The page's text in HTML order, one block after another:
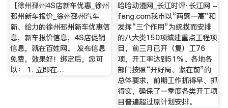
【徐州邳州4S店新车优惠_徐州
邳州新车报价_徐州邳州汽车
新、给力的徐州邳州新车优惠信
息，新车报价信息，4S店促销
信息，就在百姓网。 发布信息
免费，效果好！绑定后，您可
以： 1. 立即在…
哈哈动漫网_长江时评·长江网 -
feng.com我市以“两聚一高”和
发挥“三个作用”为统揽而安排
的八大类150项城建重点工程项
目，前三月已开（复）工76
项，开工率达到51%。各地各
部门按照“开好局、紧在前”的
总体要求，前期工作抓得早、抓
得实，确保了一季度各类开工项
目普遍超过原计划安排。